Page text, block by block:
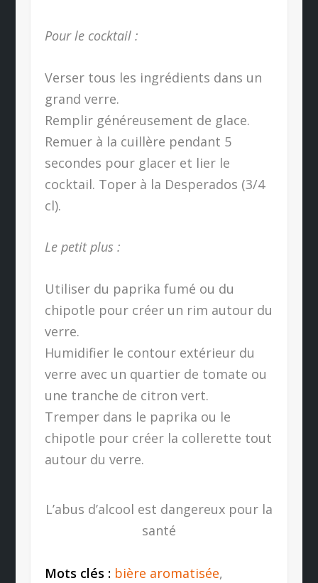
Pour le cocktail :
Verser tous les ingrédients dans un
grand verre.
Remplir généreusement de glace.
Remuer à la cuillère pendant 5
secondes pour glacer et lier le
cocktail. Toper à la Desperados (3/4
cl).
Le petit plus :
Utiliser du paprika fumé ou du
chipotle pour créer un rim autour du
verre.
Humidifier le contour extérieur du
verre avec un quartier de tomate ou
une tranche de citron vert.
Tremper dans le paprika ou le
chipotle pour créer la collerette tout
autour du verre.
L’abus d’alcool est dangereux pour la
santé
Mots clés : bière aromatisée,